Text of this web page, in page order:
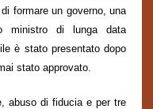
formare un governo, una
ministro di lunga data
è stato presentato dopo
stato approvato.
abuso di fiducia e per tre